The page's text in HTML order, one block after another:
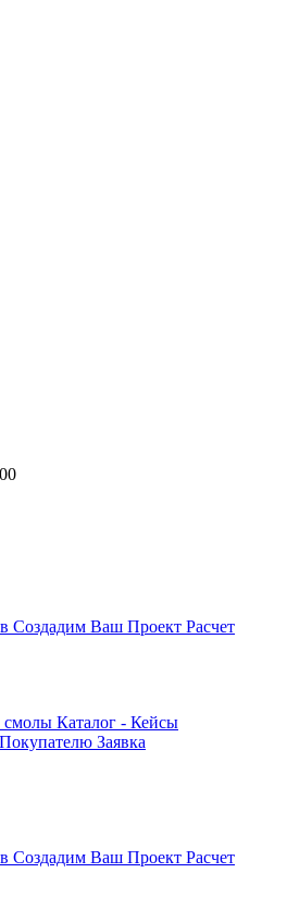
Создадим Ваш Проект Расчет
смолы Каталог - Кейсы
Покупателю Заявка
Создадим Ваш Проект Расчет